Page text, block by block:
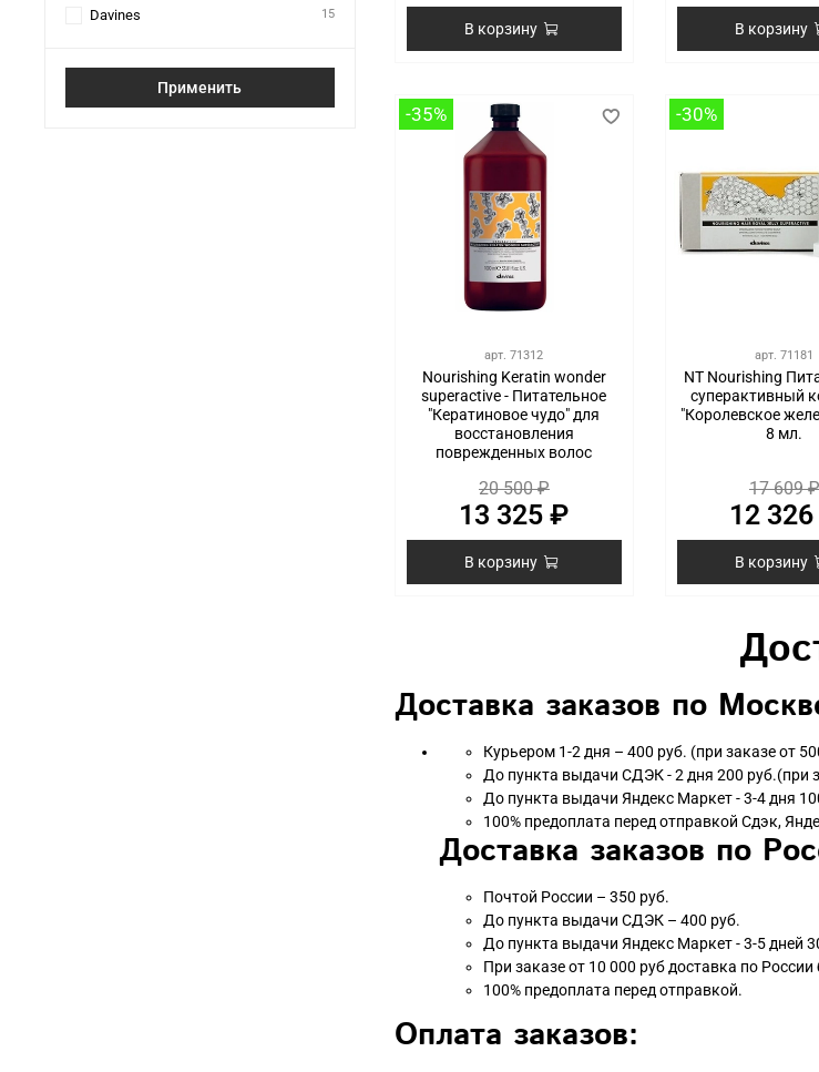
В корзину В корзину
-35%
арт.71312
Nourishing Keratin wonder
superactive - Питательное
"Кератиновое чудо" для
восстановления
поврежденных волос
20 500 ₽
13 325 ₽
В корзину
-30%
арт.71181
NT Nourishing
суперактивный
"Королевское
8 мл.
17 609 ₽
12
В корзину
Доставка заказов по
Курьером 1-2 дня – 400 руб. (при заказе от
До пункта выдачи СДЭК - 2 дня 200 руб.(при
До пункта выдачи Яндекс Маркет - 3-4 дня
100% предоплата перед отправкой Сдэк,
Доставка заказов по
Почтой России – 350 руб.
До пункта выдачи СДЭК – 400 руб.
До пункта выдачи Яндекс Маркет - 3-5 дней
При заказе от 10 000 руб доставка по России
100% предоплата перед отправкой.
Оплата заказов:
Davines 15
Применить